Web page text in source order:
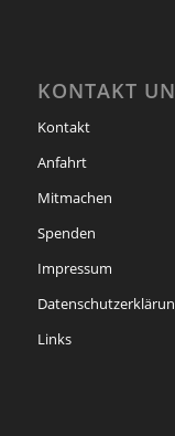
KONTAKT
Kontakt
Anfahrt
Mitmachen
Spenden
Impressum
Links